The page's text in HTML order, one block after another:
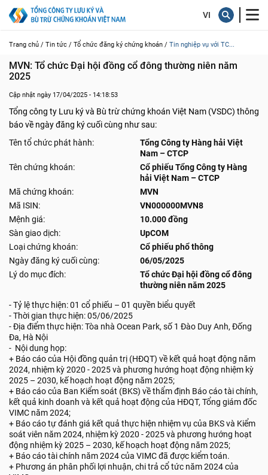
Trang chủ / Tin tức / Tổ chức đăng ký chứng khoán / Tin nghiệp vụ với TC...
MVN: Tổ chức Đại hội đồng cổ đông thường niên năm
2025
Cập nhật ngày 17/04/2025 - 14:18:53
Tổng công ty Lưu ký và Bù trừ chứng khoán Việt Nam (VSDC) thông
báo về ngày đăng ký cuối cùng như sau:
Tên tổ chức phát hành:
Tổng Công ty Hàng hải Việt
Nam – CTCP
Tên chứng khoán:
Cổ phiếu Tổng Công ty Hàng
hải Việt Nam – CTCP
Mã chứng khoán:
MVN
Mã ISIN:
VN000000MVN8
Mệnh giá:
10.000 đồng
Sàn giao dịch:
UpCOM
Loại chứng khoán:
Cổ phiếu phổ thông
Ngày đăng ký cuối cùng:
06/05/2025
Lý do mục đích:
Tổ chức Đại hội đồng cổ đông
thường niên năm 2025
- Tỷ lệ thực hiện: 01 cổ phiếu – 01 quyền biểu quyết
- Thời gian thực hiện: 05/06/2025
- Địa điểm thực hiện: Tòa nhà Ocean Park, số 1 Đào Duy Anh, Đống
Đa, Hà Nội
- Nội dung họp:
+ Báo cáo của Hội đồng quản trị (HĐQT) về kết quả hoạt động năm
2024, nhiệm kỳ 2020 - 2025 và phương hướng hoạt động nhiệm kỳ
2025 – 2030, kế hoạch hoạt động năm 2025;
+ Báo cáo của Ban Kiểm soát (BKS) về thẩm định Báo cáo tài chính,
kết quả kinh doanh và kết quả hoạt động của HĐQT, Tổng giám đốc
VIMC năm 2024;
+ Báo cáo tự đánh giá kết quả thực hiện nhiệm vụ của BKS và Kiểm
soát viên năm 2024, nhiệm kỳ 2020 - 2025 và phương hướng hoạt
động nhiệm kỳ 2025 – 2030, kế hoạch hoạt động năm 2025;
+ Báo cáo tài chính năm 2024 của VIMC đã được kiểm toán.
+ Phương án phân phối lợi nhuận, chi trả cổ tức năm 2024 của